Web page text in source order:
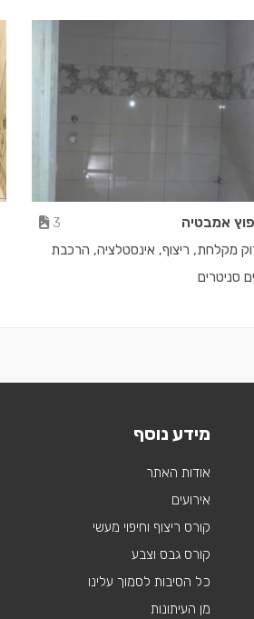
אמבטיה
3
מקלחת, ריצוף, אינסטלציה, הרכבת
סניטרים
מידע נוסף
אודות האתר
אירועים
קורס ריצוף וחיפוי מעשי
קורס גבס וצבע
כל הסיבות לסמוך עלינו
מן העיתונות